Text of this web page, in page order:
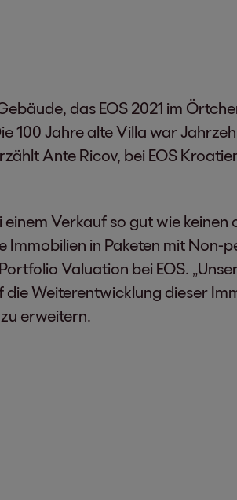
das EOS 2021 im
100 Jahre alte Villa war
Ante Ricov, bei EOS
Verkauf so gut wie keinen
Immobilien in Paketen mit Non-
Valuation bei EOS.
die Weiterentwicklung dieser
erweitern.